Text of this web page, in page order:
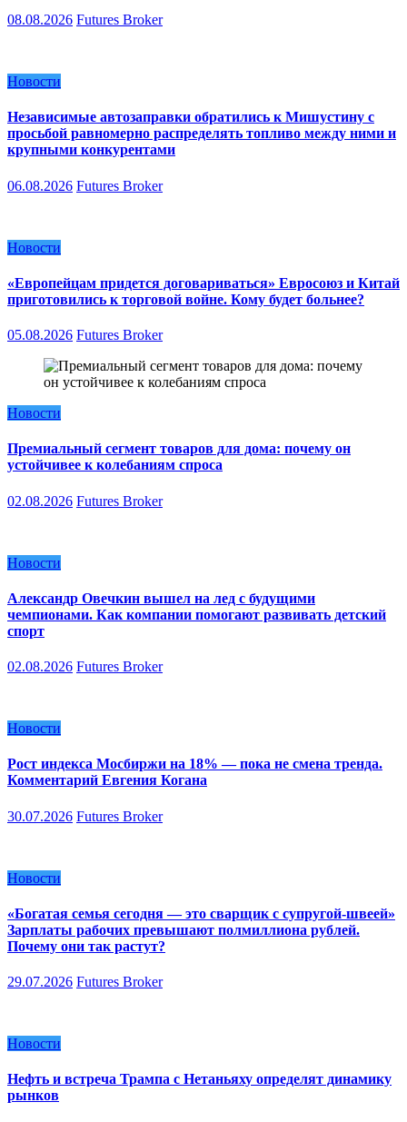
08.08.2026 Futures Broker
Новости
Независимые автозаправки обратились к Мишустину с
просьбой равномерно распределять топливо между ними и
крупными конкурентами
06.08.2026 Futures Broker
Новости
«Европейцам придется договариваться» Евросоюз и Китай
приготовились к торговой войне. Кому будет больнее?
05.08.2026 Futures Broker
Новости
Премиальный сегмент товаров для дома: почему он
устойчивее к колебаниям спроса
02.08.2026 Futures Broker
Новости
Александр Овечкин вышел на лед с будущими
чемпионами. Как компании помогают развивать детский
спорт
02.08.2026 Futures Broker
Новости
Рост индекса Мосбиржи на 18% — пока не смена тренда.
Комментарий Евгения Когана
30.07.2026 Futures Broker
Новости
«Богатая семья сегодня — это сварщик с супругой-швеей»
Зарплаты рабочих превышают полмиллиона рублей.
Почему они так растут?
29.07.2026 Futures Broker
Новости
Нефть и встреча Трампа с Нетаньяху определят динамику
рынков